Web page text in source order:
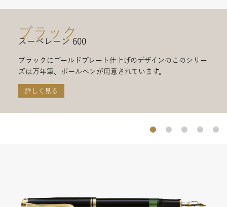
ブラック
スーベレーン 600
ブラックにゴールドプレート仕上げのデザインのこのシリー
ズは万年筆、ボールペンが用意されています。
詳しく見る